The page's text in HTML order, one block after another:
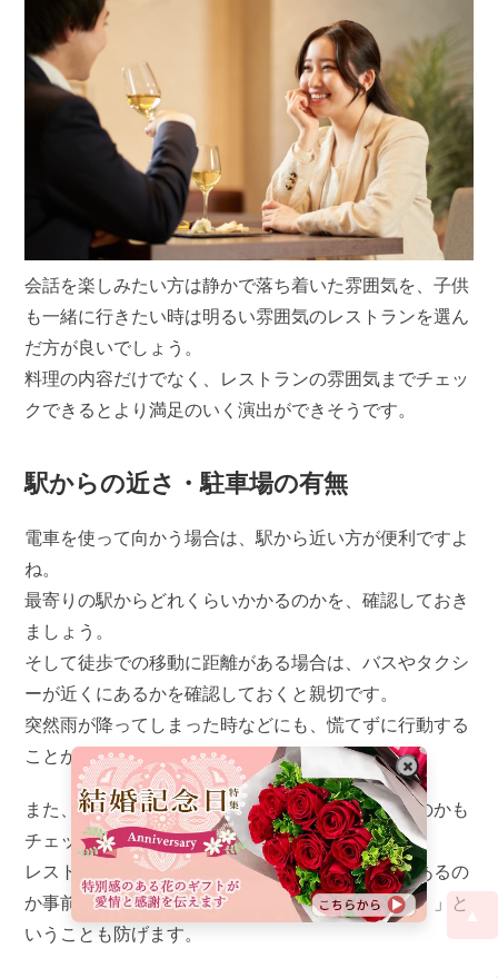
会話を楽しみたい方は静かで落ち着いた雰囲気を、子供
も一緒に行きたい時は明るい雰囲気のレストランを選ん
だ方が良いでしょう。
料理の内容だけでなく、レストランの雰囲気までチェッ
クできるとより満足のいく演出ができそうです。
駅からの近さ・駐車場の有無
電車を使って向かう場合は、駅から近い方が便利ですよ
ね。
最寄りの駅からどれくらいかかるのかを、確認しておき
ましょう。
そして徒歩での移動に距離がある場合は、バスやタクシ
ーが近くにあるかを確認しておくと親切です。
突然雨が降ってしまった時などにも、慌てずに行動する
ことができます。
また、車で行く場合は駐車場がレストランにあるのかも
チェックしておくと良いでしょう。
レストランに駐車場がない時は、近くに駐車場があるの
か事前に見ておけば「当日駐車場がなくて困った！」と
いうことも防げます。
▲